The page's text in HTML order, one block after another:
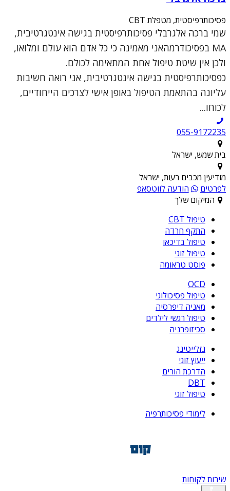
פסיכותרפיסטית, מטפלת CBT
שמי ברכה אלגרבלי פסיכותרפיסטית בגישה אינטגרטיבית,
MA בפסיכודרמהאני מאמינה כי כל אדם הוא עולם ומלואו,
ולכן אין שיטת טיפול אחת המתאימה לכולם.
כפסיכותרפיסטית בגישה אינטגרטיבית, אני רואה חשיבות
עליונה בהתאמת הטיפול באופן אישי לצרכים הייחודיים,
לכוחו...
055-9172235
בית שמש, ישראל
מודיעין מכבים רעות, ישראל
לפרטים
הודעה לווטסאפ
המיקום שלך
טיפול CBT
התקף חרדה
טיפול בדיכאו
טיפול זוגי
פוסט טראומה
OCD
טיפול פסיכולוגי
מאניה דיפרסיה
טיפול רגשי לילדים
סכיזופרניה
גזלייטינג
ייעוץ זוגי
הדרכת הורים
DBT
טיפול זוגי
לימודי פסיכותרפיה
שירות לקוחות